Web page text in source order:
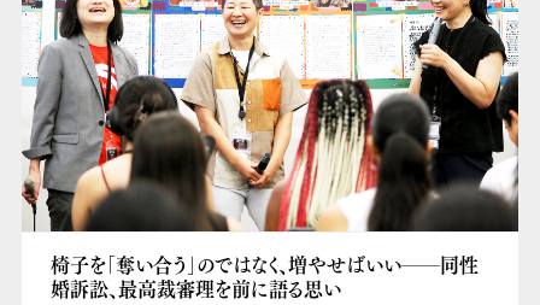
椅子を「奪い合う」のではなく、増やせばいい──同性
婚訴訟、最高裁審理を前に語る思い